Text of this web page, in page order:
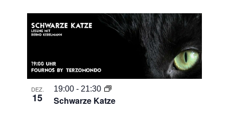
DEZ.
15 Schwarze Katze
19:00- 21:30